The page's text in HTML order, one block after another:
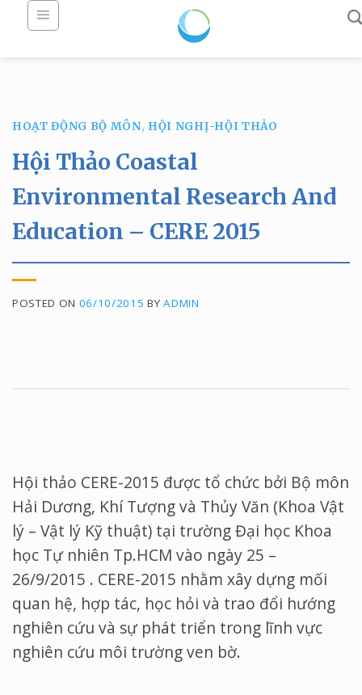
HOẠT ĐỘNG BỘ MÔN, HỘI NGHỊ-HỘI THẢO
Hội Thảo Coastal
Environmental Research And
Education – CERE 2015
POSTED ON 06/10/2015 BYADMIN
Hội thảo CERE-2015 được tổ chức bởi Bộ môn
Hải Dương, Khí Tượng và Thủy Văn (Khoa Vật
lý – Vật lý Kỹ thuật) tại trường Đại học Khoa
học Tự nhiên Tp.HCM vào ngày 25 –
26/9/2015 . CERE-2015 nhằm xây dựng mối
quan hệ, hợp tác, học hỏi và trao đổi hướng
nghiên cứu và sự phát triển trong lĩnh vực
nghiên cứu môi trường ven bờ.